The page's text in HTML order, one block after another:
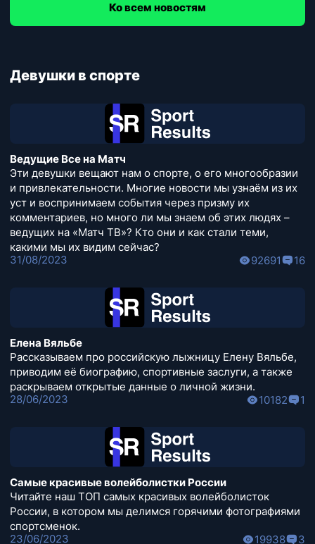
Ко всем новостям
Девушки в спорте
Ведущие Все на Матч
Эти девушки вещают нам о спорте, о его многообразии
и привлекательности. Многие новости мы узнаём из их
уст и воспринимаем события через призму их
комментариев, но много ли мы знаем об этих людях –
ведущих на «Матч ТВ»? Кто они и как стали теми,
какими мы их видим сейчас?
31/08/2023
92691 16
Елена Вяльбе
Рассказываем про российскую лыжницу Елену Вяльбе,
приводим её биографию, спортивные заслуги, а также
раскрываем открытые данные о личной жизни.
28/06/2023
10182 1
Самые красивые волейболистки России
Читайте наш ТОП самых красивых волейболисток
России, в котором мы делимся горячими фотографиями
спортсменок.
23/06/2023
19938 3